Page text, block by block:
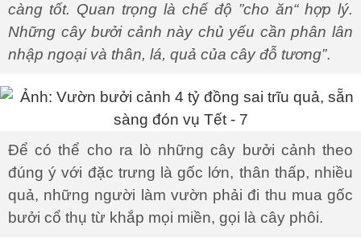
càng tốt. Quan trọng là chế độ ”cho ăn“ hợp lý.
Những cây bưởi cảnh này chủ yếu cần phân lân
nhập ngoại và thân, lá, quả của cây đỗ tương”.
Để có thể cho ra lò những cây bưởi cảnh theo
đúng ý với đặc trưng là gốc lớn, thân thấp, nhiều
quả, những người làm vườn phải đi thu mua gốc
bưởi cổ thụ từ khắp mọi miền, gọi là cây phôi.